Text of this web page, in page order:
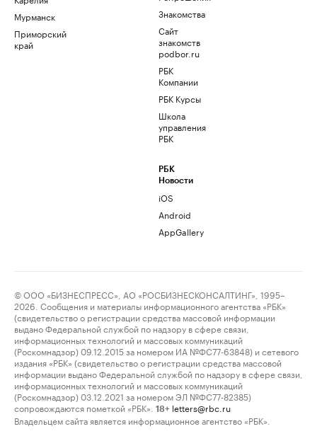
Мурманск
Приморский
край
Знакомства
Сайт
знакомств
podbor.ru
РБК
Компании
РБК Курсы
Школа
управления
РБК
РБК
Новости
iOS
Android
AppGallery
© ООО «БИЗНЕСПРЕСС», АО «РОСБИЗНЕСКОНСАЛТИНГ», 1995–
2026. Сообщения и материалы информационного агентства «РБК»
(свидетельство о регистрации средства массовой информации
выдано Федеральной службой по надзору в сфере связи,
информационных технологий и массовых коммуникаций
(Роскомнадзор) 09.12.2015 за номером ИА №ФС77-63848) и сетевого
издания «РБК» (свидетельство о регистрации средства массовой
информации выдано Федеральной службой по надзору в сфере связи,
информационных технологий и массовых коммуникаций
(Роскомнадзор) 03.12.2021 за номером ЭЛ №ФС77-82385)
сопровождаются пометкой «РБК».
18+ letters@rbc.ru
Владельцем сайта является информационное агентство «РБК».